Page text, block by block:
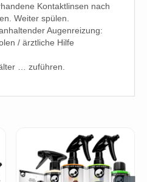
Kontaktlinsen nach
Weiter spülen.
Augenreizung:
/ ärztliche Hilfe
… zuführen.